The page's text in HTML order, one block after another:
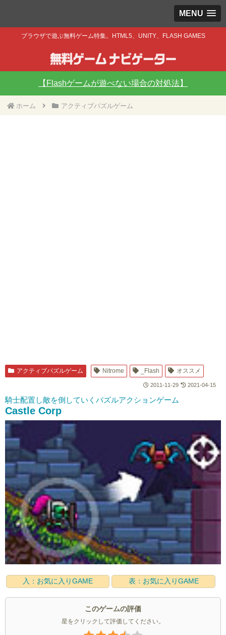
MENU
ブラウザで遊ぶ無料ゲーム特集。HTML5、UNITY、FLASH GAMES
【Flashゲームが遊べない場合の対処法】
ホーム アクティブパズルゲーム
アクティブパズルゲーム Nitrome _Flash オススメ
2011-11-29 2021-04-15
騎士配置し敵を倒していくパズルアクションゲーム
Castle Corp
入：お気に入りGAME 表：お気に入りGAME
このゲームの評価
星をクリックして評価してください。